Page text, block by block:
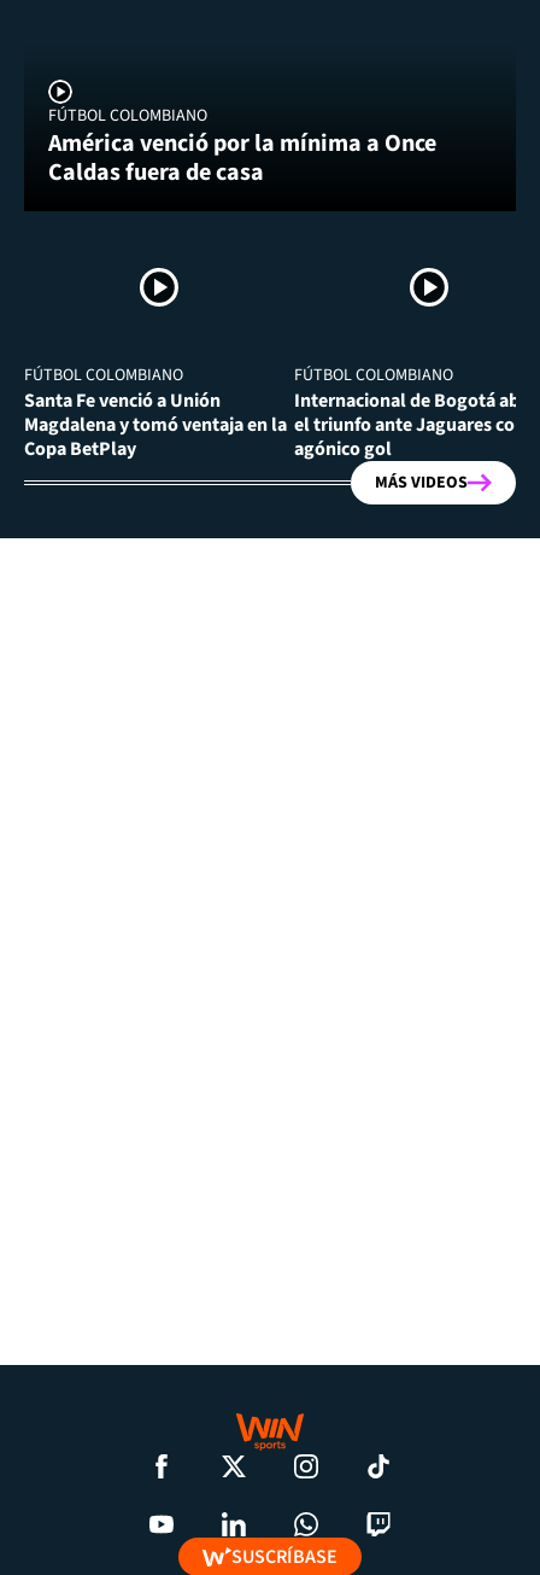
FÚTBOL COLOMBIANO
América venció por la mínima a Once
Caldas fuera de casa
FÚTBOL COLOMBIANO
Santa Fe venció a Unión
Magdalena y tomó ventaja en la
Copa BetPlay
FÚTBOL COLOMBIANO
Internacional de Bogotá
el triunfo ante Jaguares con
agónico gol
MÁS VIDEOS
SUSCRÍBASE